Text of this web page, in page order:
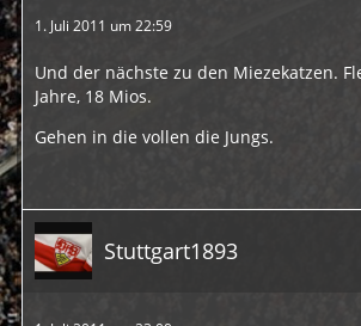
1. Juli 2011 um 22:59
Und der nächste zu den Miezekatzen.
Jahre, 18 Mios.
Gehen in die vollen die Jungs.
Stuttgart1893